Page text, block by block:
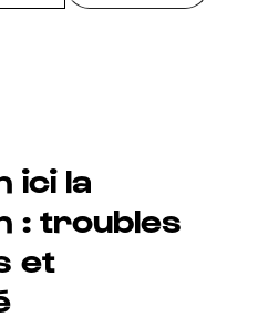
ici la
: troubles
et